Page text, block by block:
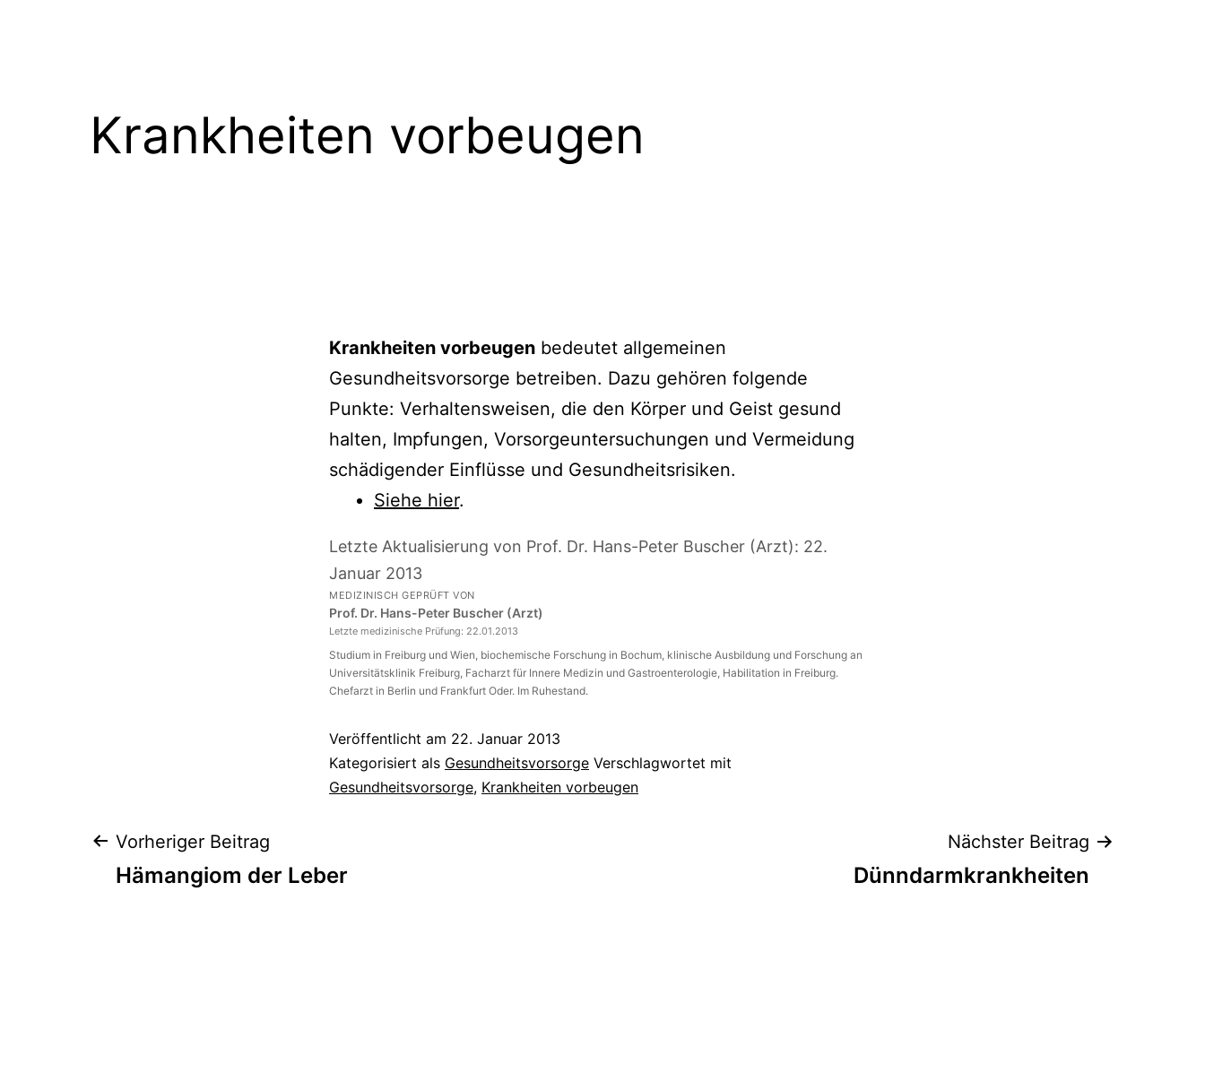
Krankheiten vorbeugen
Krankheiten vorbeugen bedeutet allgemeinen
Gesundheitsvorsorge betreiben. Dazu gehören folgende
Punkte: Verhaltensweisen, die den Körper und Geist gesund
halten, Impfungen, Vorsorgeuntersuchungen und Vermeidung
schädigender Einflüsse und Gesundheitsrisiken.
Siehe hier.
Letzte Aktualisierung von Prof. Dr. Hans-Peter Buscher (Arzt): 22.
Januar 2013
MEDIZINISCH GEPRÜFT VON
Prof. Dr. Hans-Peter Buscher (Arzt)
Letzte medizinische Prüfung: 22.01.2013
Studium in Freiburg und Wien, biochemische Forschung in Bochum, klinische Ausbildung und Forschung an
Universitätsklinik Freiburg, Facharzt für Innere Medizin und Gastroenterologie, Habilitation in Freiburg.
Chefarzt in Berlin und Frankfurt Oder. Im Ruhestand.
Veröffentlicht am 22. Januar 2013
Kategorisiert als Gesundheitsvorsorge Verschlagwortet mit
Gesundheitsvorsorge, Krankheiten vorbeugen
Beitragsnavigation
Vorheriger Beitrag
Hämangiom der Leber
Nächster Beitrag
Dünndarmkrankheiten